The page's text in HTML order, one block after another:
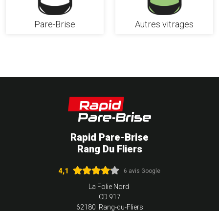
Pare-Brise Autres vitrages
Rapid Pare-Brise
Rang Du Fliers
4,1 6 avis Google
La Folie Nord
CD 917
62180 Rang-du-Fliers